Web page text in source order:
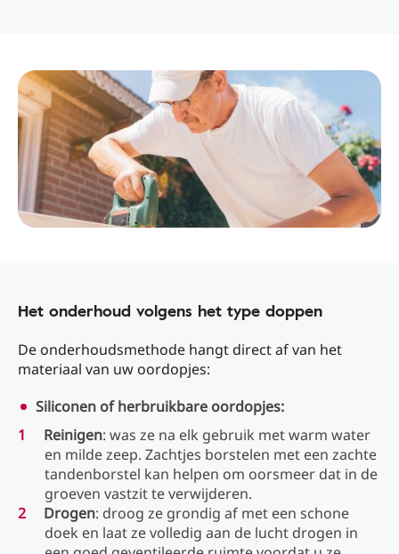
Het onderhoud volgens het type doppen
De onderhoudsmethode hangt direct af van het
materiaal van uw oordopjes:
Siliconen of herbruikbare oordopjes:
Reinigen: was ze na elk gebruik met warm water
en milde zeep. Zachtjes borstelen met een zachte
tandenborstel kan helpen om oorsmeer dat in de
groeven vastzit te verwijderen.
Drogen: droog ze grondig af met een schone
doek en laat ze volledig aan de lucht drogen in